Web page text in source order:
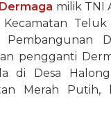
Dermaga milik TNI
Pembangunan
pengganti
di Desa
Merah Putih,